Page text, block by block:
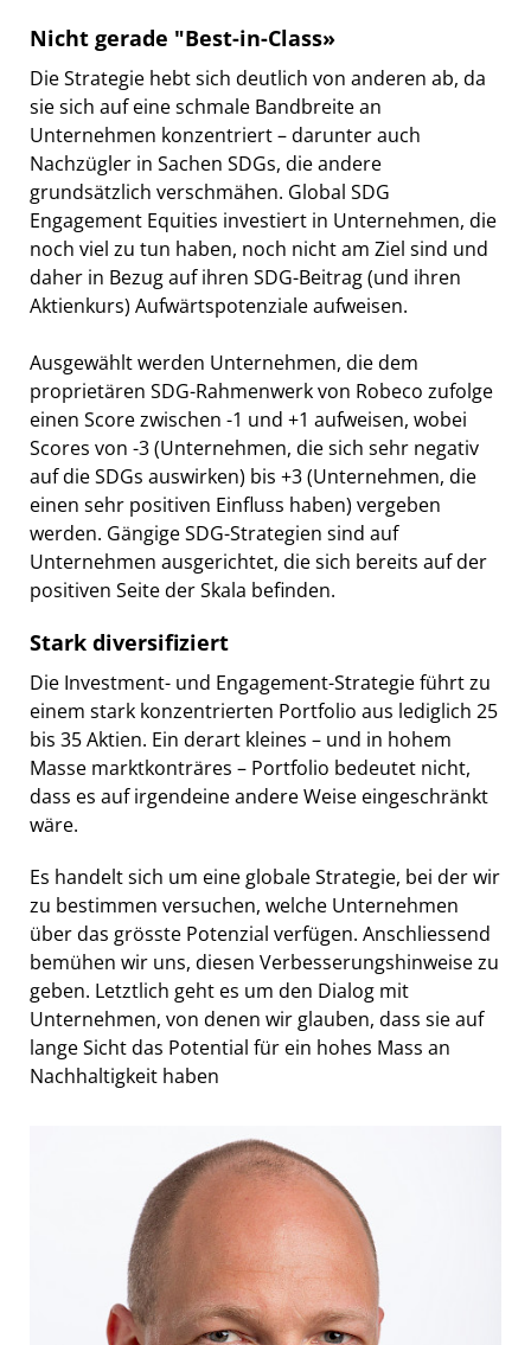
Nicht gerade "Best-in-Class»
Die Strategie hebt sich deutlich von anderen ab, da
sie sich auf eine schmale Bandbreite an
Unternehmen konzentriert – darunter auch
Nachzügler in Sachen SDGs, die andere
grundsätzlich verschmähen. Global SDG
Engagement Equities investiert in Unternehmen, die
noch viel zu tun haben, noch nicht am Ziel sind und
daher in Bezug auf ihren SDG-Beitrag (und ihren
Aktienkurs) Aufwärtspotenziale aufweisen.
Ausgewählt werden Unternehmen, die dem
proprietären SDG-Rahmenwerk von Robeco zufolge
einen Score zwischen -1 und +1 aufweisen, wobei
Scores von -3 (Unternehmen, die sich sehr negativ
auf die SDGs auswirken) bis +3 (Unternehmen, die
einen sehr positiven Einfluss haben) vergeben
werden. Gängige SDG-Strategien sind auf
Unternehmen ausgerichtet, die sich bereits auf der
positiven Seite der Skala befinden.
Stark diversifiziert
Die Investment- und Engagement-Strategie führt zu
einem stark konzentrierten Portfolio aus lediglich 25
bis 35 Aktien. Ein derart kleines – und in hohem
Masse marktkonträres – Portfolio bedeutet nicht,
dass es auf irgendeine andere Weise eingeschränkt
wäre.
Es handelt sich um eine globale Strategie, bei der wir
zu bestimmen versuchen, welche Unternehmen
über das grösste Potenzial verfügen. Anschliessend
bemühen wir uns, diesen Verbesserungshinweise zu
geben. Letztlich geht es um den Dialog mit
Unternehmen, von denen wir glauben, dass sie auf
lange Sicht das Potential für ein hohes Mass an
Nachhaltigkeit haben